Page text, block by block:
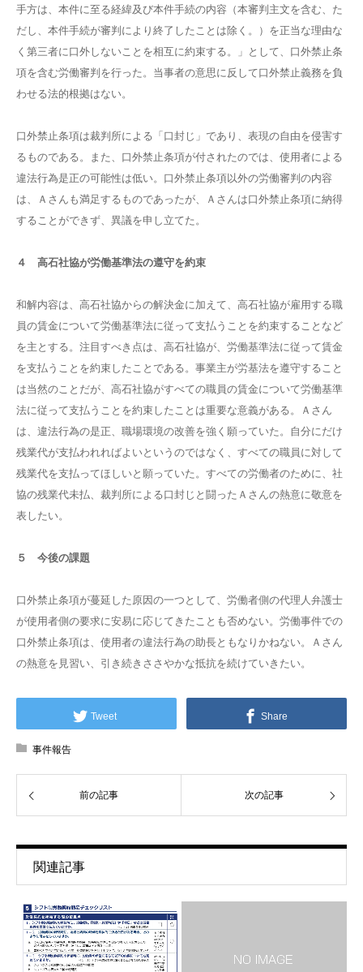
手方は、本件に至る経緯及び本件手続の内容（本審判主文を含む、た
だし、本件手続が審判により終了したことは除く。）を正当な理由な
く第三者に口外しないことを相互に約束する。」として、口外禁止条
項を含む労働審判を行った。当事者の意思に反して口外禁止義務を負
わせる法的根拠はない。
口外禁止条項は裁判所による「口封じ」であり、表現の自由を侵害す
るものである。また、口外禁止条項が付されたのでは、使用者による
違法行為是正の可能性は低い。口外禁止条項以外の労働審判の内容
は、Ａさんも満足するものであったが、Ａさんは口外禁止条項に納得
することができず、異議を申し立てた。
４ 高石社協が労働基準法の遵守を約束
和解内容は、高石社協からの解決金に加えて、高石社協が雇用する職
員の賃金について労働基準法に従って支払うことを約束することなど
を主とする。注目すべき点は、高石社協が、労働基準法に従って賃金
を支払うことを約束したことである。事業主が労基法を遵守すること
は当然のことだが、高石社協がすべての職員の賃金について労働基準
法に従って支払うことを約束したことは重要な意義がある。Ａさん
は、違法行為の是正、職場環境の改善を強く願っていた。自分にだけ
残業代が支払われればよいというのではなく、すべての職員に対して
残業代を支払ってほしいと願っていた。すべての労働者のために、社
協の残業代未払、裁判所による口封じと闘ったＡさんの熱意に敬意を
表したい。
５ 今後の課題
口外禁止条項が蔓延した原因の一つとして、労働者側の代理人弁護士
が使用者側の要求に安易に応じてきたことも否めない。労働事件での
口外禁止条項は、使用者の違法行為の助長ともなりかねない。Ａさん
の熱意を見習い、引き続きささやかな抵抗を続けていきたい。
Tweet Share
事件報告
前の記事 次の記事
関連記事